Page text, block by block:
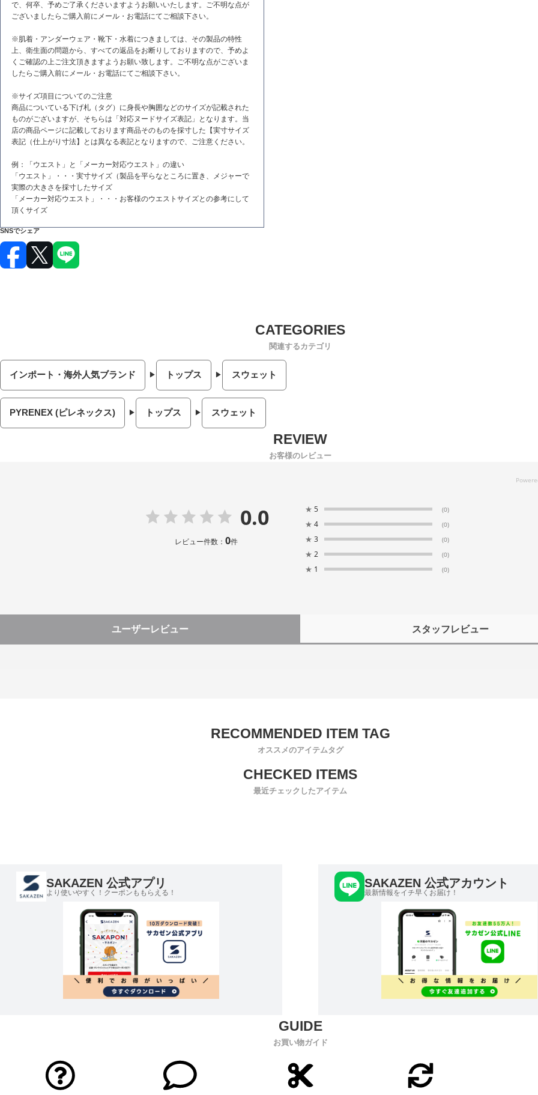
で、何卒、予めご了承くださいますようお願いいたします。ご不明な点が
ございましたらご購入前にメール・お電話にてご相談下さい。
※肌着・アンダーウェア・靴下・水着につきましては、その製品の特性
上、衛生面の問題から、すべての返品をお断りしておりますので、予めよ
くご確認の上ご注文頂きますようお願い致します。ご不明な点がございま
したらご購入前にメール・お電話にてご相談下さい。
※サイズ項目についてのご注意
商品についている下げ札（タグ）に身長や胸囲などのサイズが記載された
ものがございますが、そちらは「対応ヌードサイズ表記」となります。当
店の商品ページに記載しております商品そのものを採寸した【実寸サイズ
表記（仕上がり寸法】とは異なる表記となりますので、ご注意ください。
例：「ウエスト」と「メーカー対応ウエスト」の違い
「ウエスト」・・・実寸サイズ（製品を平らなところに置き、メジャーで
実際の大きさを採寸したサイズ
「メーカー対応ウエスト」・・・お客様のウエストサイズとの参考にして
頂くサイズ
SNSでシェア
関連するカテゴリ
インポート・海外人気ブランド トップス スウェット
PYRENEX (ピレネックス) トップス スウェット
お客様のレビュー
0.0
レビュー件数： 0件
★ 5 (0)
★ 4 (0)
★ 3 (0)
★ 2 (0)
★ 1 (0)
ユーザーレビュー スタッフレビュー
オススメのアイテムタグ
最近チェックしたアイテム
SAKAZEN 公式アプリ
より使いやすく！クーポンももらえる！
SAKAZEN 公式アカウント
最新情報をイチ早くお届け！
お買い物ガイド